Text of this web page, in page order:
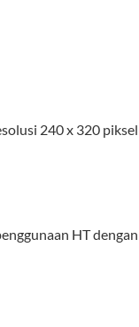
240 x 320
HT